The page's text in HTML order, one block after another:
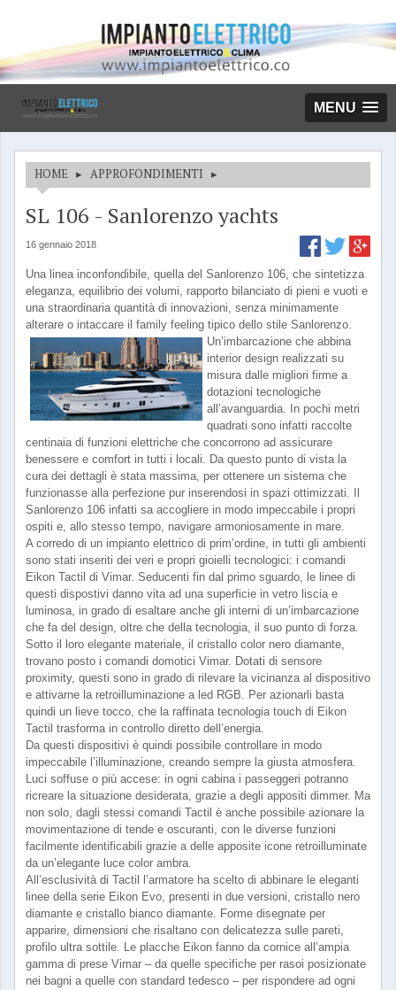
MENU
HOME ▸ APPROFONDIMENTI ▸
SL 106 - Sanlorenzo yachts
16 gennaio 2018
Una linea inconfondibile, quella del Sanlorenzo 106, che sintetizza
eleganza, equilibrio dei volumi, rapporto bilanciato di pieni e vuoti e
una straordinaria quantità di innovazioni, senza minimamente
alterare o intaccare il family feeling tipico dello stile Sanlorenzo.
Un’imbarcazione che abbina
interior design realizzati su
misura dalle migliori firme a
dotazioni tecnologiche
all’avanguardia. In pochi metri
quadrati sono infatti raccolte
centinaia di funzioni elettriche che concorrono ad assicurare
benessere e comfort in tutti i locali. Da questo punto di vista la
cura dei dettagli è stata massima, per ottenere un sistema che
funzionasse alla perfezione pur inserendosi in spazi ottimizzati. Il
Sanlorenzo 106 infatti sa accogliere in modo impeccabile i propri
ospiti e, allo stesso tempo, navigare armoniosamente in mare.
A corredo di un impianto elettrico di prim’ordine, in tutti gli ambienti
sono stati inseriti dei veri e propri gioielli tecnologici: i comandi
Eikon Tactil di Vimar. Seducenti fin dal primo sguardo, le linee di
questi dispostivi danno vita ad una superficie in vetro liscia e
luminosa, in grado di esaltare anche gli interni di un’imbarcazione
che fa del design, oltre che della tecnologia, il suo punto di forza.
Sotto il loro elegante materiale, il cristallo color nero diamante,
trovano posto i comandi domotici Vimar. Dotati di sensore
proximity, questi sono in grado di rilevare la vicinanza al dispositivo
e attivarne la retroilluminazione a led RGB. Per azionarli basta
quindi un lieve tocco, che la raffinata tecnologia touch di Eikon
Tactil trasforma in controllo diretto dell’energia.
Da questi dispositivi è quindi possibile controllare in modo
impeccabile l’illuminazione, creando sempre la giusta atmosfera.
Luci soffuse o più accese: in ogni cabina i passeggeri potranno
ricreare la situazione desiderata, grazie a degli appositi dimmer. Ma
non solo, dagli stessi comandi Tactil è anche possibile azionare la
movimentazione di tende e oscuranti, con le diverse funzioni
facilmente identificabili grazie a delle apposite icone retroilluminate
da un’elegante luce color ambra.
All’esclusività di Tactil l’armatore ha scelto di abbinare le eleganti
linee della serie Eikon Evo, presenti in due versioni, cristallo nero
diamante e cristallo bianco diamante. Forme disegnate per
apparire, dimensioni che risaltano con delicatezza sulle pareti,
profilo ultra sottile. Le placche Eikon fanno da cornice all’ampia
gamma di prese Vimar – da quelle specifiche per rasoi posizionate
nei bagni a quelle con standard tedesco – per rispondere ad ogni